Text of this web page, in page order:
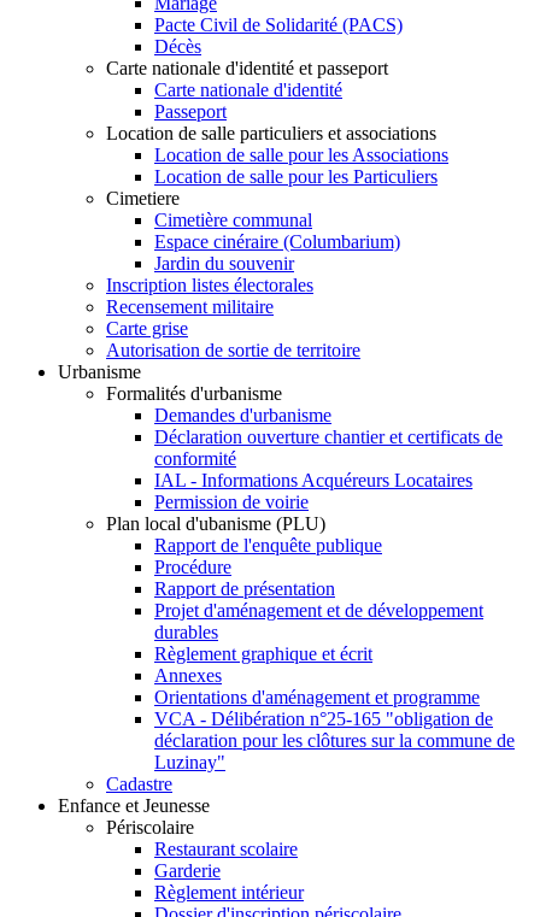
Pacte Civil de Solidarité (PACS)
Décès
Carte nationale d'identité et passeport
Carte nationale d'identité
Passeport
Location de salle particuliers et associations
Location de salle pour les Associations
Location de salle pour les Particuliers
Cimetiere
Cimetière communal
Espace cinéraire (Columbarium)
Jardin du souvenir
Inscription listes électorales
Recensement militaire
Carte grise
Autorisation de sortie de territoire
Urbanisme
Formalités d'urbanisme
Demandes d'urbanisme
Déclaration ouverture chantier et certificats de
conformité
IAL - Informations Acquéreurs Locataires
Permission de voirie
Plan local d'ubanisme (PLU)
Rapport de l'enquête publique
Procédure
Rapport de présentation
Projet d'aménagement et de développement
durables
Règlement graphique et écrit
Annexes
Orientations d'aménagement et programme
VCA - Délibération n°25-165 "obligation de
déclaration pour les clôtures sur la commune de
Luzinay"
Cadastre
Enfance et Jeunesse
Périscolaire
Restaurant scolaire
Garderie
Règlement intérieur